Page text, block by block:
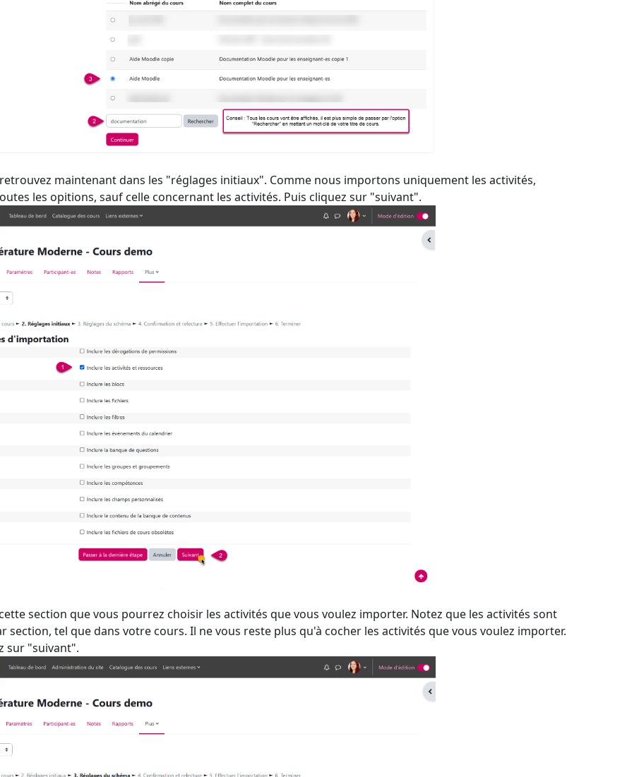
maintenant dans les "réglages initiaux". Comme nous importons uniquement les activités,
les opitions, sauf celle concernant les activités. Puis cliquez sur "suivant".
section que vous pourrez choisir les activités que vous voulez importer. Notez que les activités sont
section, tel que dans votre cours. Il ne vous reste plus qu'à cocher les activités que vous voulez importer.
sur "suivant".